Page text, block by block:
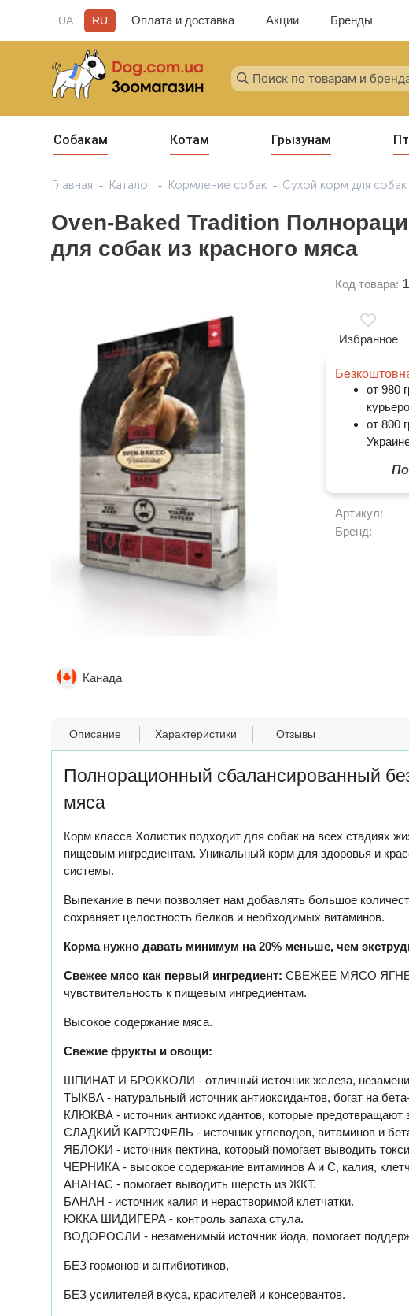
UA RU Оплата и доставка Акции Бренды
Собакам Котам Грызунам
Главная Каталог Кормление собак Сухой корм для собак
Oven-Baked Tradition
для собак из красного мяса
Канада
Код товара:
Избранное
от 980
от 800
Артикул:
Бренд:
Описание Характеристики Отзывы
Полнорационный сбалансированный
мяса
Корм класса Холистик подходит для собак на всех стадиях
пищевым ингредиентам. Уникальный корм для здоровья и
системы.
Выпекание в печи позволяет нам добавлять большое
сохраняет целостность белков и необходимых витаминов.
Корма нужно давать минимум на 20% меньше, чем
Свежее мясо как первый ингредиент: СВЕЖЕЕ МЯСО
чувствительность к пищевым ингредиентам.
Высокое содержание мяса.
Свежие фрукты и овощи:
ШПИНАТ И БРОККОЛИ - отличный источник железа,
ТЫКВА - натуральный источник антиоксидантов, богат на
КЛЮКВА - источник антиоксидантов, которые предотвращают
СЛАДКИЙ КАРТОФЕЛЬ - источник углеводов, витаминов и
ЯБЛОКИ - источник пектина, который помогает выводить
ЧЕРНИКА - высокое содержание витаминов A и C, калия,
АНАНАС - помогает выводить шерсть из ЖКТ.
БАНАН - источник калия и нерастворимой клетчатки.
ЮККА ШИДИГЕРА - контроль запаха стула.
ВОДОРОСЛИ - незаменимый источник йода, помогает
БЕЗ гормонов и антибиотиков,
БЕЗ усилителей вкуса, красителей и консервантов.